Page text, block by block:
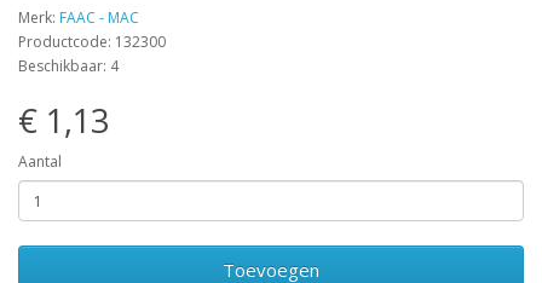
Merk: FAAC - MAC
Productcode: 132300
Beschikbaar: 4
€ 1,13
Aantal
Toevoegen